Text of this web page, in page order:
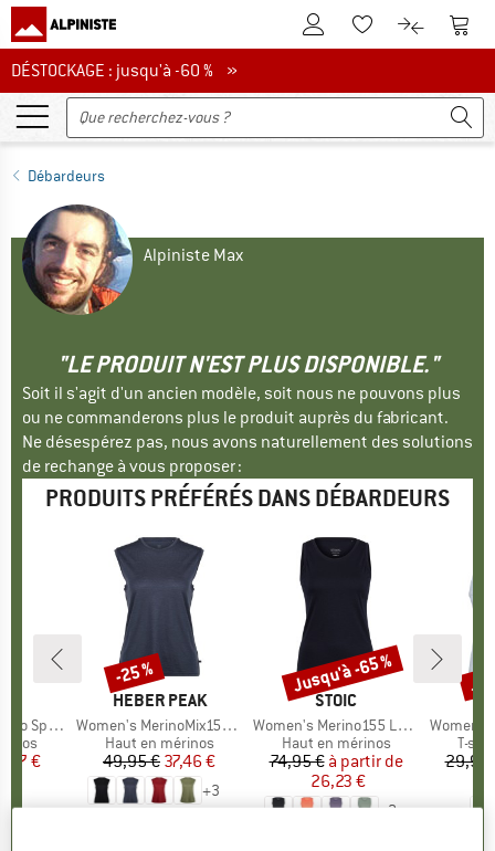
Vers le compte client
Vers la liste
Vers le
DÉSTOCKAGE : jusqu'à -60 %
DÉSTOCKAGE : jusqu'à -60 % »
Débardeurs
Alpiniste Max
"LE PRODUIT N'EST PLUS DISPONIBLE."
Soit il s'agit d'un ancien modèle, soit nous ne pouvons plus
ou ne commanderons plus le produit auprès du fabricant.
Ne désespérez pas, nous avons naturellement des solutions
de rechange à vous proposer :
PRODUITS PRÉFÉRÉS DANS DÉBARDEURS
Tank
réduit
€
MARQUE
HEBER PEAK
Article
Women's MerinoMix150 PineconeHe. Loose Tank
Product group
Haut en mérinos
Prix
49,95 €Prix réduit
37,46 €
+3
Remise
-25 %
MARQUE
STOIC
Article
Women's Merino155 LaholmSt. Tank
Product group
Haut en mérinos
Prix
74,95 € Prix réduit
à partir de
26,23 €
2
Remise
Jusqu'à -65 %
Article
Women's
T-
29,95